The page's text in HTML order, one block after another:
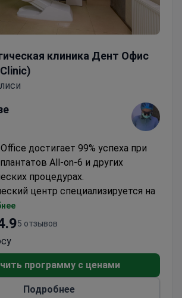
клиника Дент Офис
достигает 99% успеха при
All-on-6 и других
процедурах.
центр специализируется на
от имплантации до
КТ-планирования для
точности
различные бренды имплантатов,
и корейские варианты
5 отзывов
программу с ценами
Подробнее